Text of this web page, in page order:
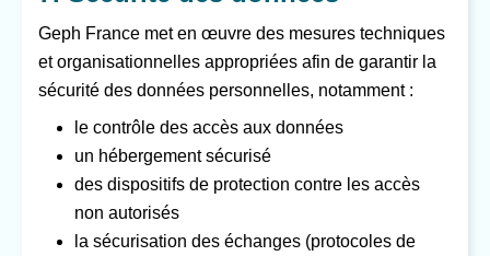
Geph France met en œuvre des mesures techniques
et organisationnelles appropriées afin de garantir la
sécurité des données personnelles, notamment :
le contrôle des accès aux données
un hébergement sécurisé
des dispositifs de protection contre les accès
non autorisés
la sécurisation des échanges (protocoles de